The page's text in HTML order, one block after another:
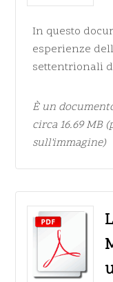
In questo
esperienze
settentrionali
È un
circa 16.69 MB
sull'immagine)